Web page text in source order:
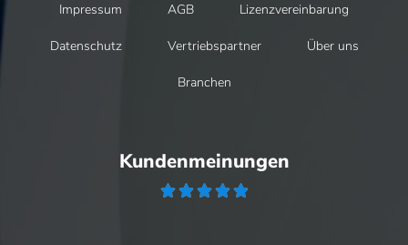
Impressum AGB Lizenzvereinbarung
Datenschutz Vertriebspartner Über uns
Branchen
Kundenmeinungen
    